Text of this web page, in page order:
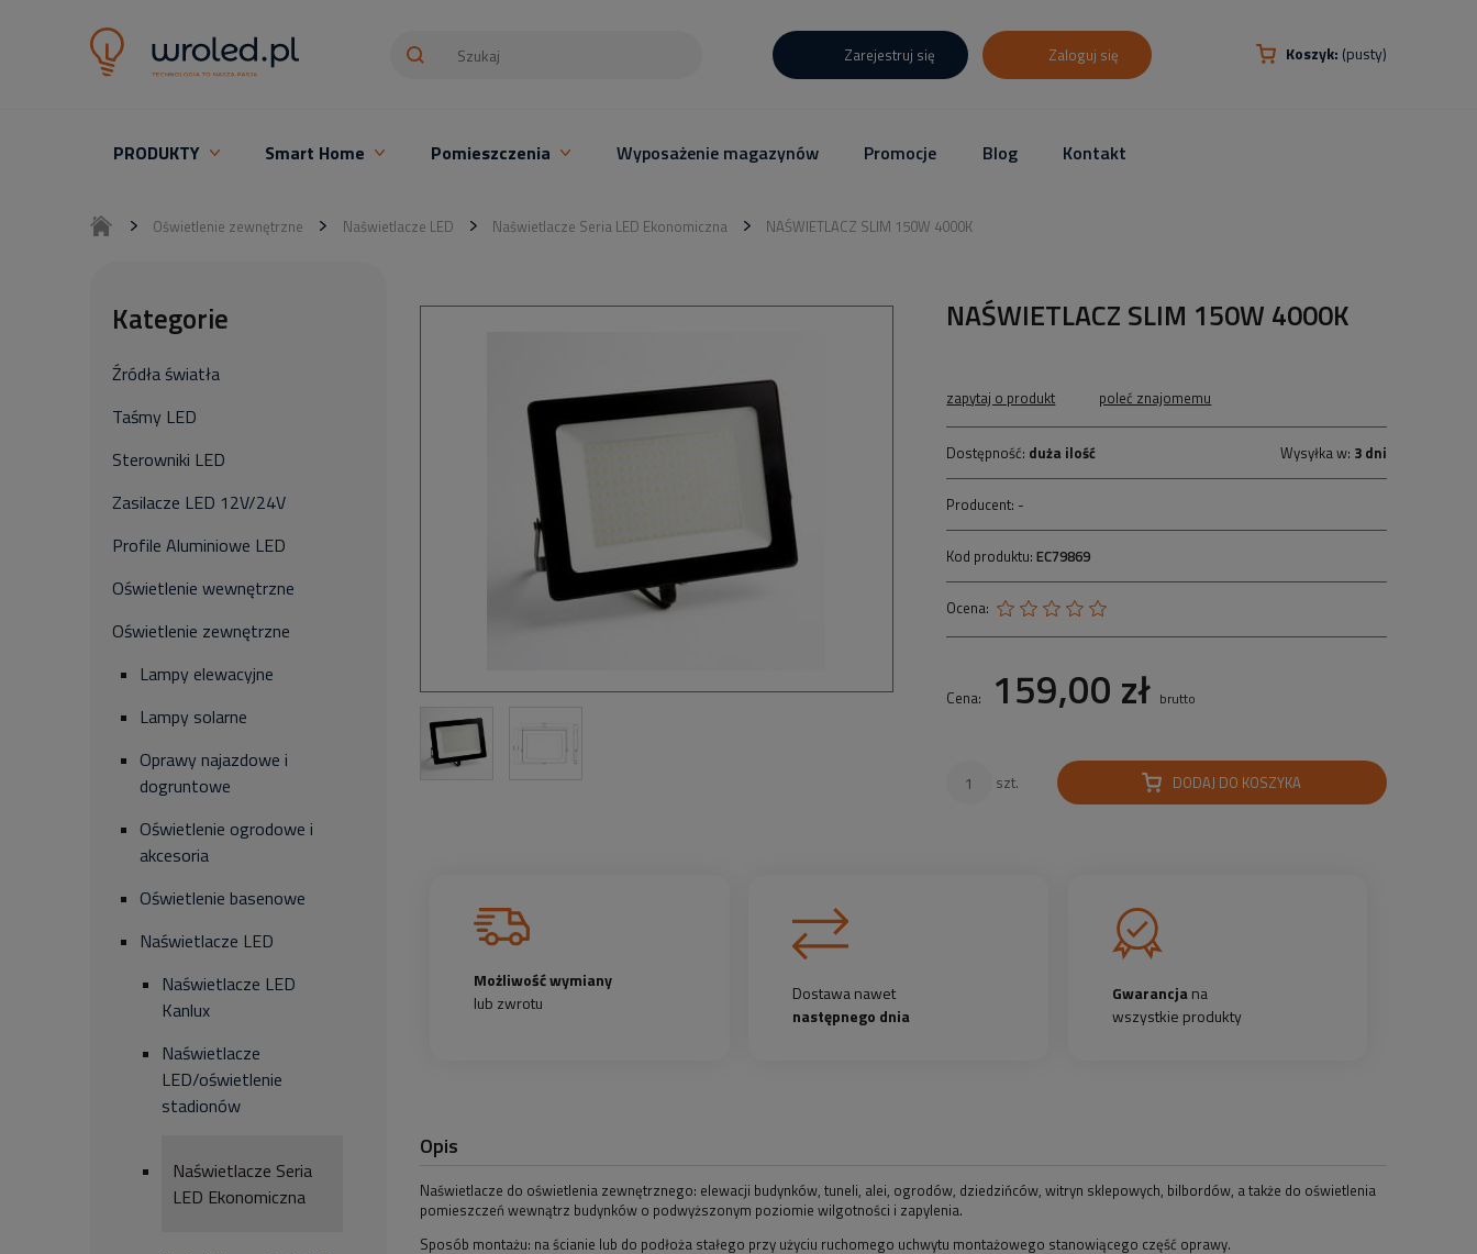
Koszyk: (pusty)
Zarejestruj się Zaloguj się
PRODUKTY Smart Home Pomieszczenia Wyposażenie magazynów Promocje Blog Kontakt
Oświetlenie zewnętrzne Naświetlacze LED Naświetlacze Seria LED Ekonomiczna NAŚWIETLACZ SLIM 150W 4000K
Kategorie
Źródła światła
Taśmy LED
Sterowniki LED
Zasilacze LED 12V/24V
Profile Aluminiowe LED
Oświetlenie wewnętrzne
Oświetlenie zewnętrzne
Lampy elewacyjne
Lampy solarne
Oprawy najazdowe i
dogruntowe
Oświetlenie ogrodowe i
akcesoria
Oświetlenie basenowe
Naświetlacze LED
Naświetlacze LED
Kanlux
Naświetlacze
LED/oświetlenie
stadionów
Naświetlacze Seria
LED Ekonomiczna
NAŚWIETLACZ SLIM 150W 4000K
zapytaj o produkt poleć znajomemu
Dostępność: duża ilość Wysyłka w: 3 dni
Producent: -
Kod produktu: EC79869
Ocena:
Cena: 159,00 zł brutto
szt. DODAJ DO KOSZYKA
Możliwość wymiany
lub zwrotu
Dostawa nawet
następnego dnia
Gwarancjana
wszystkie produkty
Opis
Naświetlacze do oświetlenia zewnętrznego: elewacji budynków, tuneli, alei, ogrodów, dziedzińców, witryn sklepowych, bilbordów, a także do oświetlenia
pomieszczeń wewnątrz budynków o podwyższonym poziomie wilgotności i zapylenia.
Sposób montażu: na ścianie lub do podłoża stałego przy użyciu ruchomego uchwytu montażowego stanowiącego część oprawy.